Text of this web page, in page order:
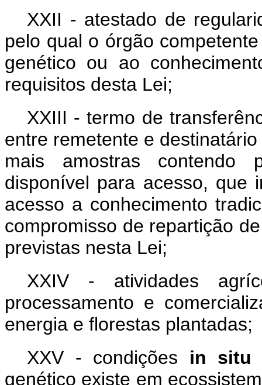
XXII - atestado de
pelo qual o órgão
genético ou ao
requisitos desta Lei;
XXIII - termo de
entre remetente e
mais amostras contendo
disponível para acesso, que
acesso a conhecimento
compromisso de repartição
previstas nesta Lei;
XXIV - atividades
processamento e
energia e florestas plantadas;
XXV - condições in
genético existe em